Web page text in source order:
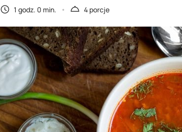
1 godz. 0 min. 4 porcje